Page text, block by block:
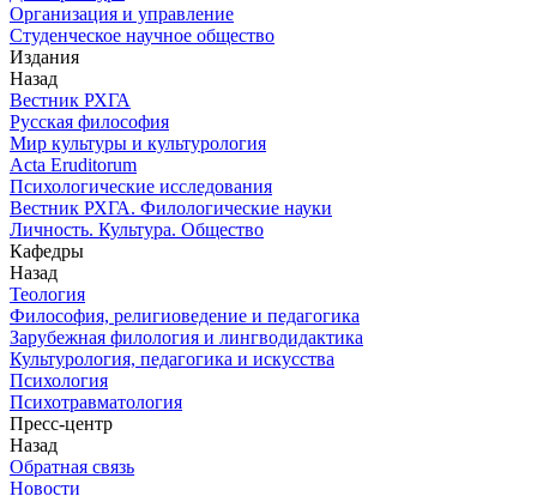
Организация и управление
Студенческое научное общество
Издания
Назад
Вестник РХГА
Русская философия
Мир культуры и культурология
Acta Eruditorum
Психологические исследования
Вестник РХГА. Филологические науки
Личность. Культура. Общество
Кафедры
Назад
Теология
Философия, религиоведение и педагогика
Зарубежная филология и лингводидактика
Культурология, педагогика и искусства
Психология
Психотравматология
Пресс-центр
Назад
Обратная связь
Новости